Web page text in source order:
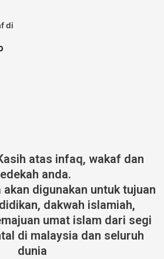
di
atas infaq, wakaf dan
anda.
akan digunakan untuk tujuan
dakwah islamiah,
umat islam dari segi
di malaysia dan seluruh
dunia